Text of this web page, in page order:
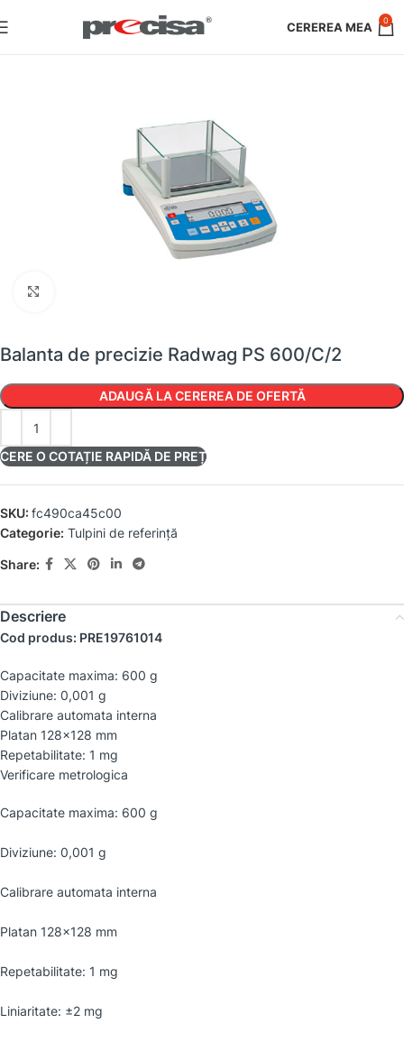
0
Balanta de precizie Radwag PS 600/C/2
ADAUGĂ LA CEREREA DE OFERTĂ
CERE O COTAȚIE RAPIDĂ DE PREȚ
SKU: fc490ca45c00
Categorie: Tulpini de referință
Share:
Descriere
Cod produs: PRE19761014
Capacitate maxima: 600 g
Diviziune: 0,001 g
Calibrare automata interna
Platan 128×128 mm
Repetabilitate: 1 mg
Verificare metrologica
Capacitate maxima: 600 g
Diviziune: 0,001 g
Calibrare automata interna
Platan 128×128 mm
Repetabilitate: 1 mg
Liniaritate: ±2 mg